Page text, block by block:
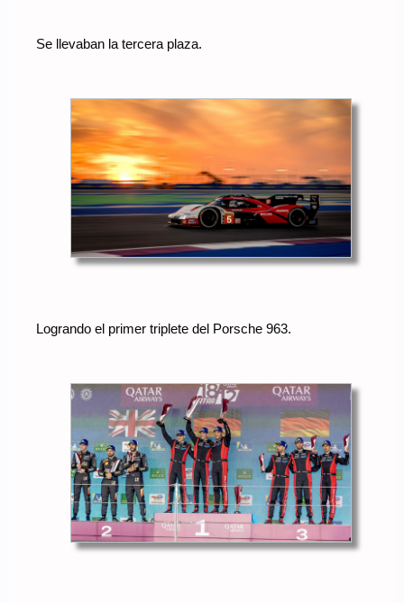
Se llevaban la tercera plaza.
Logrando el primer triplete del Porsche 963.